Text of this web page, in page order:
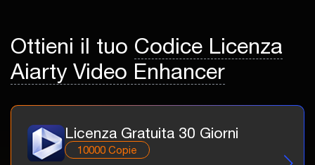
Ottieni il tuo Codice Licenza
Aiarty Video Enhancer
Licenza Gratuita 30 Giorni
10000 Copie